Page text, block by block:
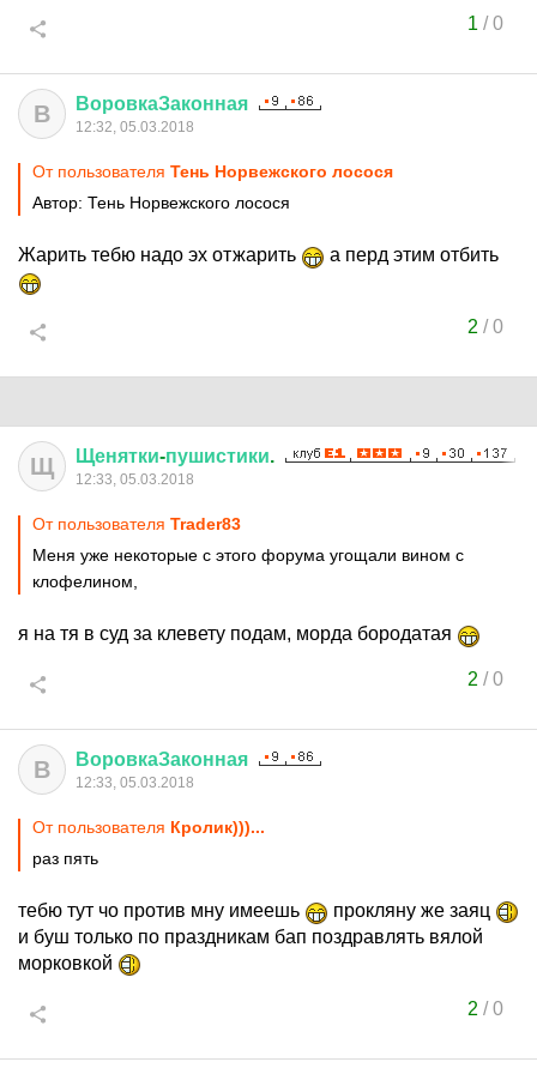
1 /0
В ВоровкаЗаконная
12:32, 05.03.2018
От пользователя Тень Норвежского лосося
Автор: Тень Норвежского лосося
Жарить тебю надо эх отжарить а перд этим отбить
2 /0
Щ Щенятки-пушистики.
12:33, 05.03.2018
От пользователя Trader83
Меня уже некоторые с этого форума угощали вином с
клофелином,
я на тя в суд за клевету подам, морда бородатая
2 /0
В ВоровкаЗаконная
12:33, 05.03.2018
От пользователя Кролик)))...
раз пять
тебю тут чо против мну имеешь
прокляну же заяц
и буш только по праздникам бап поздравлять вялой
морковкой
2 /0